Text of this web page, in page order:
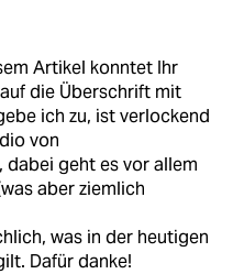
Artikel konntet Ihr
die Überschrift mit
ich zu, ist verlockend
von
dabei geht es vor allem
aber ziemlich
was in der heutigen
Dafür danke!